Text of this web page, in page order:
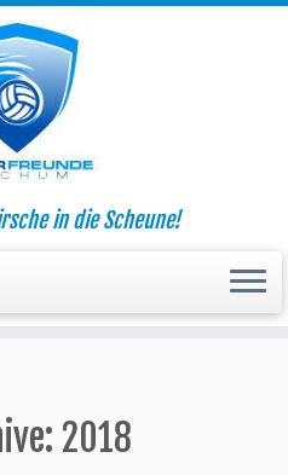
in die Scheune!
2018